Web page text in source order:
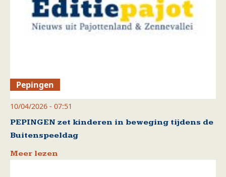
Pepingen
10/04/2026 - 07:51
PEPINGEN zet kinderen in beweging tijdens de
Buitenspeeldag
Meer lezen